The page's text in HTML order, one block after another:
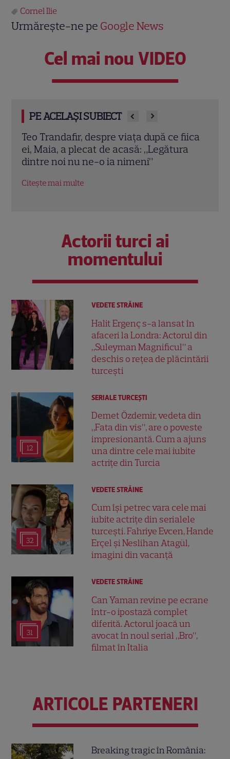
Cornel Ilie
Urmărește-ne pe Google News
Cel mai nou VIDEO
PE ACELAȘI SUBIECT
după ce fiica
„Legătura
Tora Vasilescu, apariție rară la
Drama din adolescență care
schimbat viața
Actorii turci ai
momentului
VEDETE STRĂINE
Halit Ergenç s-a lansat în
afaceri la Londra: Actorul din
„Suleyman Magnificul” a
deschis o rețea de plăcintării
turcești
12
SERIALE TURCEŞTI
Demet Özdemir, vedeta din
„Fata din vis”, are o poveste
impresionantă. Cum a ajuns
una dintre cele mai iubite
actrițe din Turcia
32
VEDETE STRĂINE
Cum își petrec vara cele mai
iubite actrițe din serialele
turcești. Fahriye Evcen, Hande
Erçel și Neslihan Atagül,
imagini din vacanță
31
VEDETE STRĂINE
Can Yaman revine pe ecrane
într-o ipostază complet
diferită. Actorul joacă un
avocat în noul serial „Bro”,
filmat în Italia
ARTICOLE PARTENERI
Breaking tragic în România: